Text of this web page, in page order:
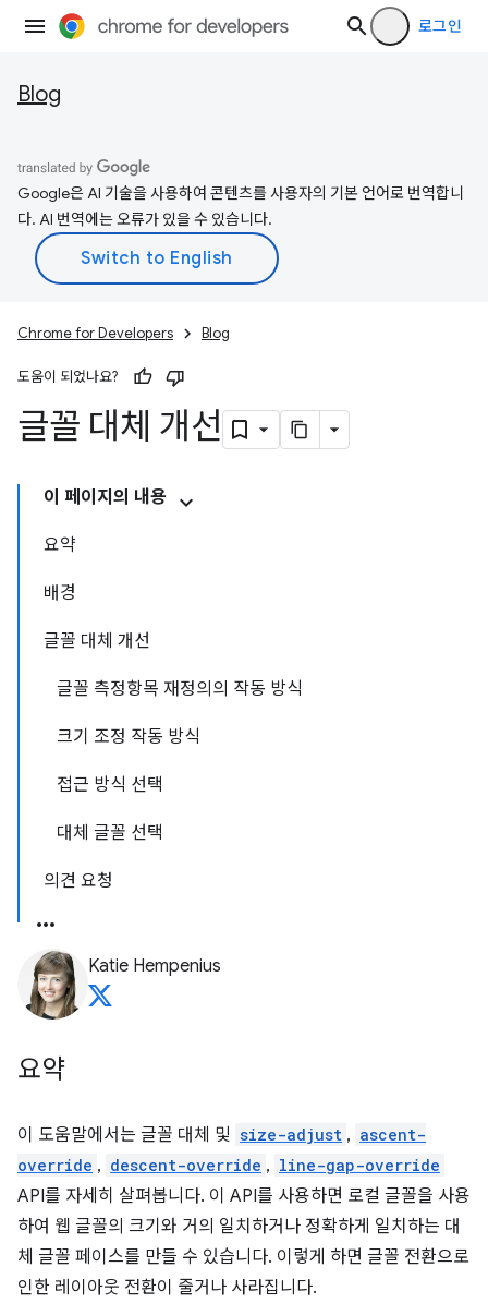
로그인
Blog
Google은 AI 기술을 사용하여 콘텐츠를 사용자의 기본 언어로 번역합니
다. AI 번역에는 오류가 있을 수 있습니다.
Chrome for Developers Blog
도움이 되었나요?
글꼴 대체 개선
이 페이지의 내용
요약
배경
글꼴 대체 개선
글꼴 측정항목 재정의의 작동 방식
크기 조정 작동 방식
접근 방식 선택
대체 글꼴 선택
의견 요청
Katie Hempenius
요약
이 도움말에서는 글꼴 대체 및 size-adjust , ascent-
override , descent-override , line-gap-override
API를 자세히 살펴봅니다. 이 API를 사용하면 로컬 글꼴을 사용
하여 웹 글꼴의 크기와 거의 일치하거나 정확하게 일치하는 대
체 글꼴 페이스를 만들 수 있습니다. 이렇게 하면 글꼴 전환으로
인한 레이아웃 전환이 줄거나 사라집니다.